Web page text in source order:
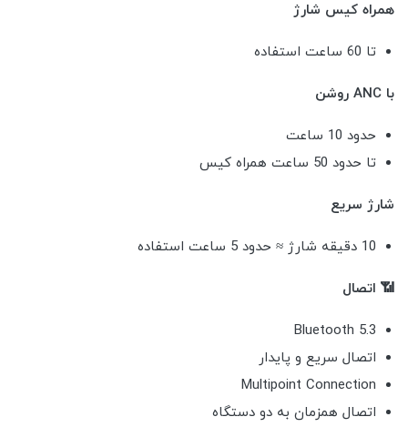
همراه کیس شارژ
تا 60 ساعت استفاده
با ANC روشن
حدود 10 ساعت
تا حدود 50 ساعت همراه کیس
شارژ سریع
10 دقیقه شارژ ≈ حدود 5 ساعت استفاده
📶 اتصال
Bluetooth 5.3
اتصال سریع و پایدار
Multipoint Connection
اتصال همزمان به دو دستگاه